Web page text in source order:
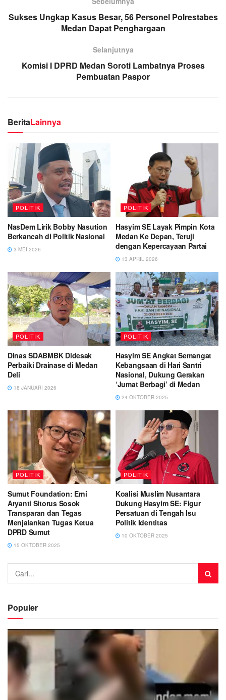
Sukses Ungkap Kasus Besar, 56 Personel Polrestabes
Medan Dapat Penghargaan
Selanjutnya
Komisi I DPRD Medan Soroti Lambatnya Proses
Pembuatan Paspor
BeritaLainnya
POLITIK
NasDem Lirik Bobby Nasution
Berkancah di Politik Nasional
3 MEI 2026
POLITIK
Hasyim SE Layak Pimpin Kota
Medan Ke Depan, Teruji
dengan Kepercayaan Partai
13 APRIL 2026
POLITIK
Dinas SDABMBK Didesak
Perbaiki Drainase di Medan
Deli
18 JANUARI 2026
POLITIK
Hasyim SE Angkat Semangat
Kebangsaan di Hari Santri
Nasional, Dukung Gerakan
‘Jumat Berbagi’ di Medan
24 OKTOBER 2025
POLITIK
Sumut Foundation: Erni
Aryanti Sitorus Sosok
Transparan dan Tegas
Menjalankan Tugas Ketua
DPRD Sumut
15 OKTOBER 2025
POLITIK
Koalisi Muslim Nusantara
Dukung Hasyim SE: Figur
Persatuan di Tengah Isu
Politik Identitas
10 OKTOBER 2025
Populer